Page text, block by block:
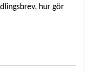
hur gör